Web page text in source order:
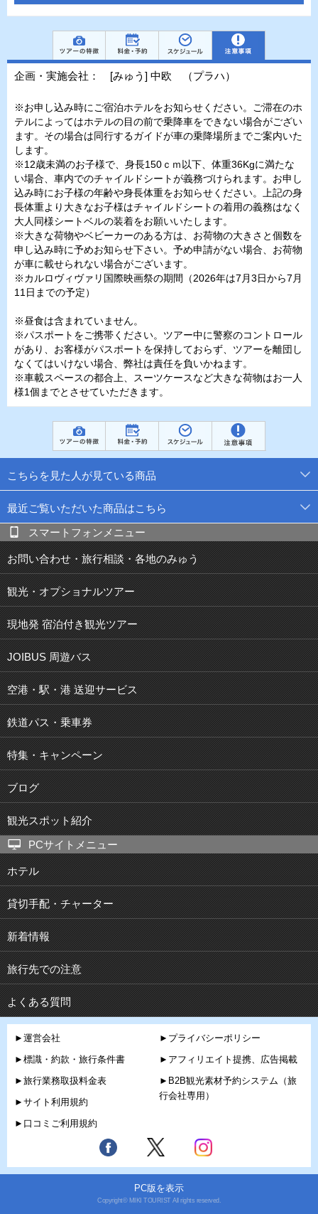
企画・実施会社： [みゅう] 中欧 （プラハ）
※お申し込み時にご宿泊ホテルをお知らせください。ご滞在のホ
テルによってはホテルの目の前で乗降車をできない場合がござい
ます。その場合は同行するガイドが車の乗降場所までご案内いた
します。
※12歳未満のお子様で、身長150ｃｍ以下、体重36Kgに満たな
い場合、車内でのチャイルドシートが義務づけられます。お申し
込み時にお子様の年齢や身長体重をお知らせください。上記の身
長体重より大きなお子様はチャイルドシートの着用の義務はなく
大人同様シートベルの装着をお願いいたします。
※大きな荷物やベビーカーのある方は、お荷物の大きさと個数を
申し込み時に予めお知らせ下さい。予め申請がない場合、お荷物
が車に載せられない場合がございます。
※カルロヴィヴァリ国際映画祭の期間（2026年は7月3日から7月
11日までの予定）
※昼食は含まれていません。
※パスポートをご携帯ください。ツアー中に警察のコントロール
があり、お客様がパスポートを保持しておらず、ツアーを離団し
なくてはいけない場合、弊社は責任を負いかねます。
※車載スペースの都合上、スーツケースなど大きな荷物はお一人
様1個までとさせていただきます。
こちらを見た人が見ている商品
最近ご覧いただいた商品はこちら
スマートフォンメニュー
お問い合わせ・旅行相談・各地のみゅう
観光・オプショナルツアー
現地発 宿泊付き観光ツアー
JOIBUS 周遊バス
空港・駅・港 送迎サービス
鉄道パス・乗車券
特集・キャンペーン
ブログ
観光スポット紹介
PCサイトメニュー
ホテル
貸切手配・チャーター
新着情報
旅行先での注意
よくある質問
►運営会社
►標識・約款・旅行条件書
►旅行業務取扱料金表
►サイト利用規約
►口コミご利用規約
►プライバシーポリシー
►アフィリエイト提携、広告掲載
►B2B観光素材予約システム（旅
行会社専用）
PC版を表示
Copyright© MIKI TOURIST All rights reserved.